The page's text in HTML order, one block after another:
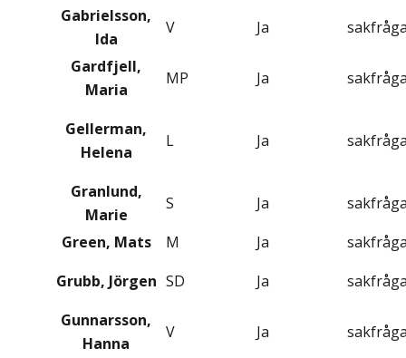
Gabrielsson,
Ida
V Ja
Gardfjell,
Maria
MP Ja
Gellerman,
Helena
L Ja
Granlund,
Marie
S Ja
Green, Mats
M Ja
Grubb, Jörgen SD Ja
Gunnarsson,
Hanna
V Ja